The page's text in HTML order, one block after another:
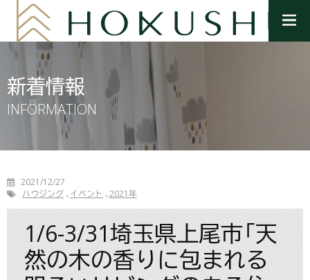
ニ
新着情報
INFORMATION
2021/12/27
ハウジング イベント 2021年
1/6-3/31埼玉県上尾市「天
然の木の香りに包まれる